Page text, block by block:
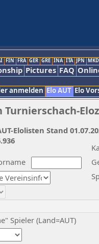
FIN FRA GER GRE INA ITA JPN MKD
Pictures FAQ
anmelden Elo AUT Elo
Spieler (Land=AUT)
Elolisten Stand